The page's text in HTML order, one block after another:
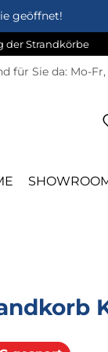
geöffnet!
der Strandkörbe
für Sie da: Mo-Fr,